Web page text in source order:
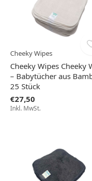
Cheeky Wipes
Cheeky Wipes Cheeky
– Babytücher aus
25 Stück
€27,50
Inkl. MwSt.